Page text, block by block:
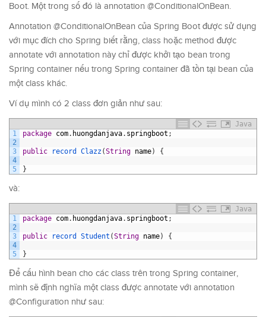
Boot. Một trong số đó là annotation @ConditionalOnBean.
Annotation @ConditionalOnBean của Spring Boot được sử dụng
với mục đích cho Spring biết rằng, class hoặc method được
annotate với annotation này chỉ được khởi tạo bean trong
Spring container nếu trong Spring container đã tồn tại bean của
một class khác.
Ví dụ mình có 2 class đơn giản như sau:
Java
1
2
3
4
5
package com. huongdanjava. springboot ;
public record Clazz(String name) {
}
và:
Java
1
2
3
4
5
package com. huongdanjava. springboot ;
public record Student (String name) {
}
Để cấu hình bean cho các class trên trong Spring container,
mình sẽ định nghĩa một class được annotate với annotation
@Configuration như sau: